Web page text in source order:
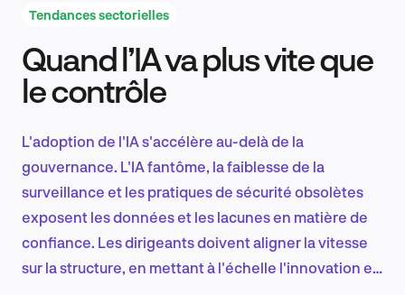
Recherche et conception produit
Tendances sectorielles
EN
Tendances sectorielles
Quand l’IA va plus vite que
le contrôle
L'adoption de l'IA s'accélère au-delà de la
gouvernance. L'IA fantôme, la faiblesse de la
surveillance et les pratiques de sécurité obsolètes
exposent les données et les lacunes en matière de
confiance. Les dirigeants doivent aligner la vitesse
sur la structure, en mettant à l'échelle l'innovation et